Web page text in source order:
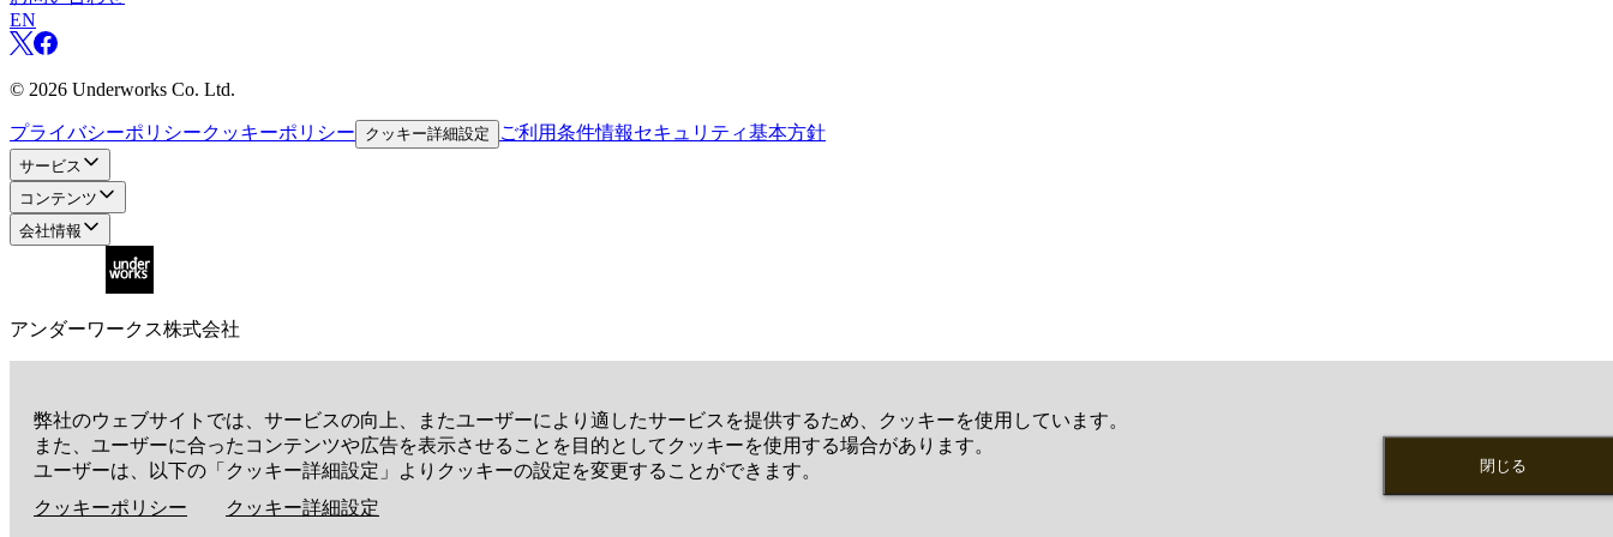
EN
© 2026 Underworks Co. Ltd.
プライバシーポリシークッキーポリシー クッキー詳細設定 ご利用条件情報セキュリティ基本方針
サービス
コンテンツ
会社情報
アンダーワークス株式会社
2026 Underworks Co. Ltd.
プライバシーポリシー クッキーポリシー クッキー詳細設定
弊社のウェブサイトでは、サービスの向上、またユーザーにより適したサービスを提供するため、クッキーを使用しています。
また、ユーザーに合ったコンテンツや広告を表示させることを目的としてクッキーを使用する場合があります。
ユーザーは、以下の「クッキー詳細設定」よりクッキーの設定を変更することができます。
クッキーポリシー
クッキー詳細設定
閉じる